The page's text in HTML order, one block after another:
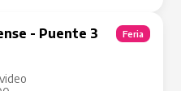
- Puente 3
Feria